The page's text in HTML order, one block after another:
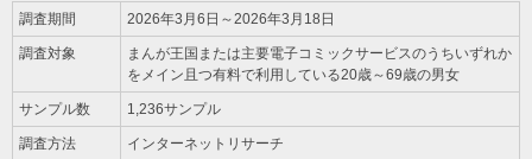
調査期間 2026年3月6日～2026年3月18日
調査対象
まんが王国または主要電子コミックサービスのうちいずれか
をメイン且つ有料で利用している20歳～69歳の男女
サンプル数 1,236サンプル
調査方法 インターネットリサーチ